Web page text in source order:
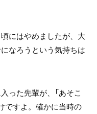
にはやめましたが、大
なろうという気持ちは
った先輩が、「あそこ
ですよ。確かに当時の